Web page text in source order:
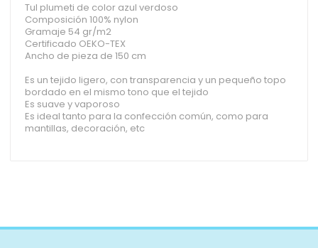
Tul plumeti de color azul verdoso
Composición 100% nylon
Gramaje 54 gr/m2
Certificado OEKO-TEX
Ancho de pieza de 150 cm
Es un tejido ligero, con transparencia y un pequeño topo
bordado en el mismo tono que el tejido
Es suave y vaporoso
Es ideal tanto para la confección común, como para
mantillas, decoración, etc